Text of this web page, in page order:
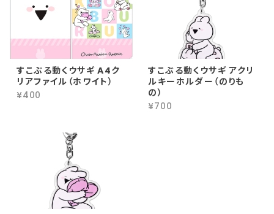
すこぶる動くウサギ A4ク
リアファイル（ホワイト）
¥400
すこぶる動くウサギ アクリ
ルキーホルダー（のりも
の）
¥700